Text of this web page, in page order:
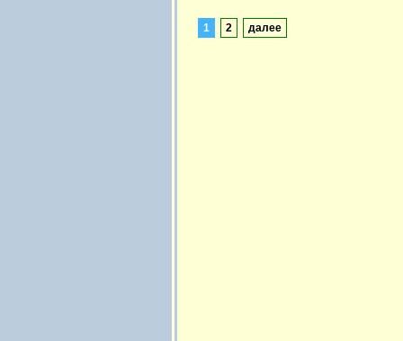
1 2 далее